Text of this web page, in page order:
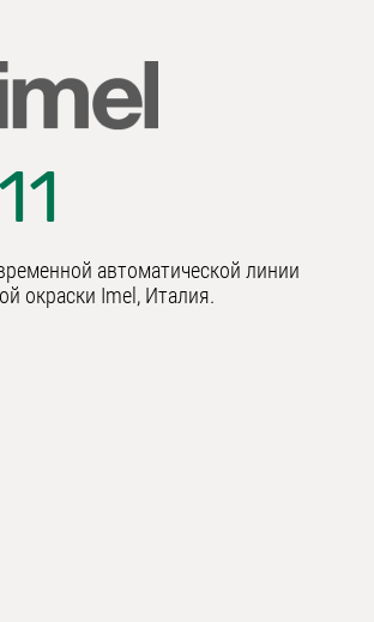
автоматической линии
окраски Imel, Италия.